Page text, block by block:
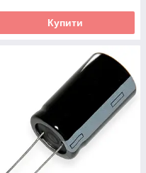
Купити